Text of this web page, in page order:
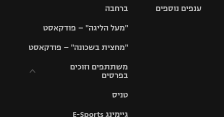
ברחבה
"מעל הליגה" – פודקאסט
"מחצית בשכונה" – פודקאסט
משתתפים וזוכים
בפרסים
וזוכים בפרסים
טניס
גיימינג E-Sports
גביע הטוטו
ליגה
סל
ענפים נוספים